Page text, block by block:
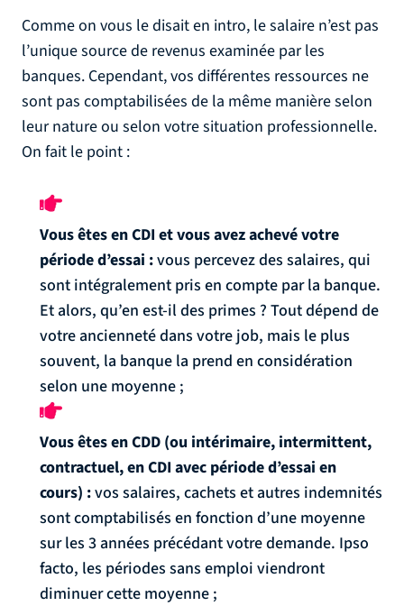
Comme on vous le disait en intro, le salaire n’est pas
l’unique source de revenus examinée par les
banques. Cependant, vos différentes ressources ne
sont pas comptabilisées de la même manière selon
leur nature ou selon votre situation professionnelle.
On fait le point :
Vous êtes en CDI et vous avez achevé votre
période d’essai :vous percevez des salaires, qui
sont intégralement pris en compte par la banque.
Et alors, qu’en est-il des primes ? Tout dépend de
votre ancienneté dans votre job, mais le plus
souvent, la banque la prend en considération
selon une moyenne ;
Vous êtes en CDD (ou intérimaire, intermittent,
contractuel, en CDI avec période d’essai en
cours) :vos salaires, cachets et autres indemnités
sont comptabilisés en fonction d’une moyenne
sur les 3 années précédant votre demande. Ipso
facto, les périodes sans emploi viendront
diminuer cette moyenne ;